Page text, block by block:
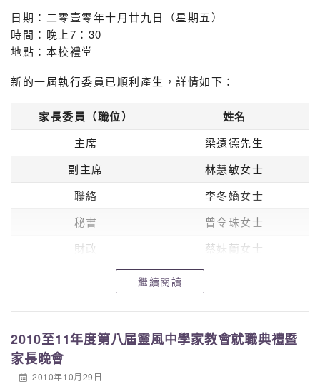
日期：二零壹零年十月廿九日（星期五）
時間：晚上7：30
地點：本校禮堂
新的一屆執行委員已順利產生，詳情如下：
家長委員（職位） 姓名
主席
梁遠德先生
副主席
林慧敏女士
聯絡
李冬嬌女士
秘書
曾令珠女士
財政
蔡妹蘭女士
*義務委員：陳力丹女士
繼續閱讀
2010至11年度第八屆靈風中學家教會就職典禮暨
家長晚會
2010年10月29日